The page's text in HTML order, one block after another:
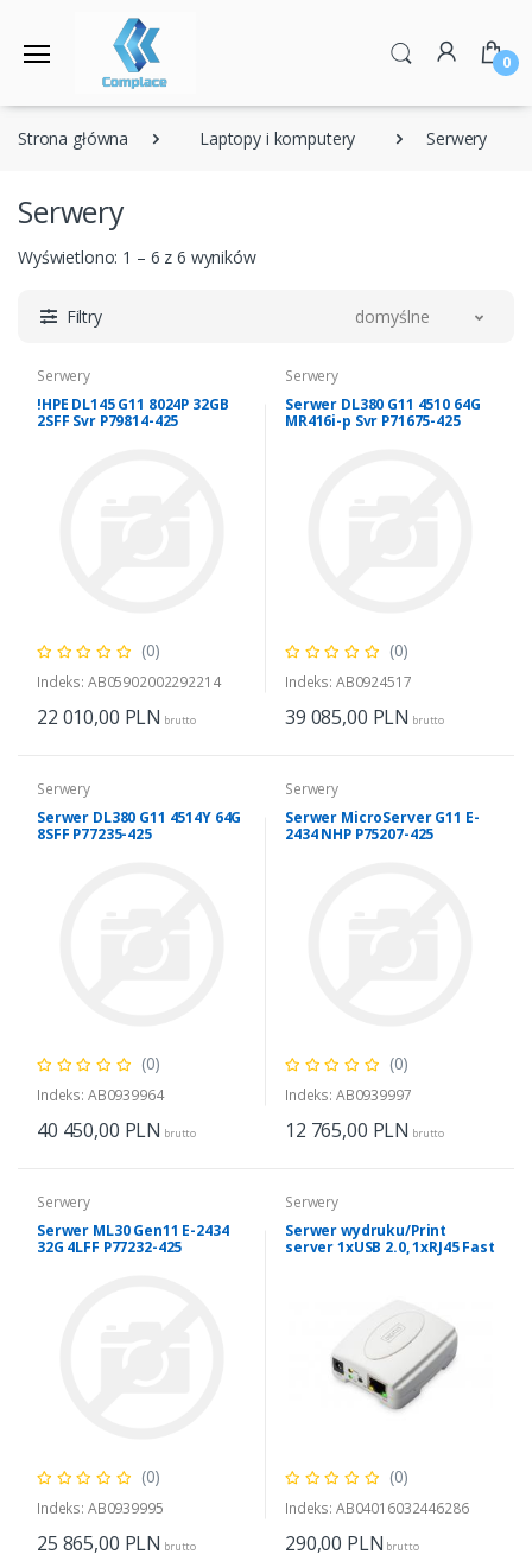
0
Strona główna Laptopy i komputery Serwery
Serwery
Wyświetlono: 1 – 6 z 6 wyników
Filtry domyślne
Serwery
!HPE DL145 G11 8024P 32GB
2SFF Svr P79814-425
(0)
Indeks: AB05902002292214
22 010,00 PLN brutto
Serwery
Serwer DL380 G11 4510 64G
MR416i-p Svr P71675-425
(0)
Indeks: AB0924517
39 085,00 PLN brutto
Serwery
Serwer DL380 G11 4514Y 64G
8SFF P77235-425
(0)
Indeks: AB0939964
40 450,00 PLN brutto
Serwery
Serwer MicroServer G11 E-
2434 NHP P75207-425
(0)
Indeks: AB0939997
12 765,00 PLN brutto
Serwery
Serwer ML30 Gen11 E-2434
32G 4LFF P77232-425
(0)
Indeks: AB0939995
25 865,00 PLN brutto
Serwery
Serwer wydruku/Print
server 1xUSB 2.0, 1xRJ45 Fast
(0)
Indeks: AB04016032446286
290,00 PLN brutto